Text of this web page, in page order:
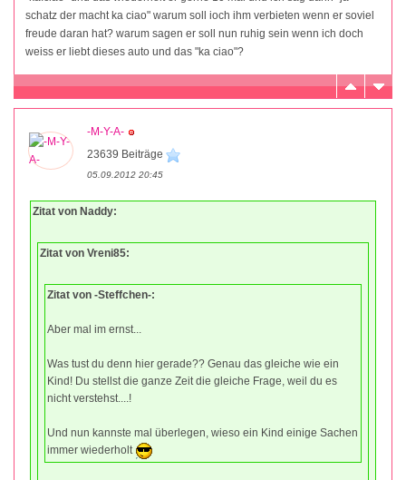
schatz der macht ka ciao" warum soll ioch ihm verbieten wenn er soviel
freude daran hat? warum sagen er soll nun ruhig sein wenn ich doch
weiss er liebt dieses auto und das "ka ciao"?
-M-Y-A-
23639 Beiträge
05.09.2012 20:45
Zitat von Naddy:
Zitat von Vreni85:
Zitat von -Steffchen-:
Aber mal im ernst...
Was tust du denn hier gerade?? Genau das gleiche wie ein
Kind! Du stellst die ganze Zeit die gleiche Frage, weil du es
nicht verstehst....!
Und nun kannste mal überlegen, wieso ein Kind einige Sachen
immer wiederholt